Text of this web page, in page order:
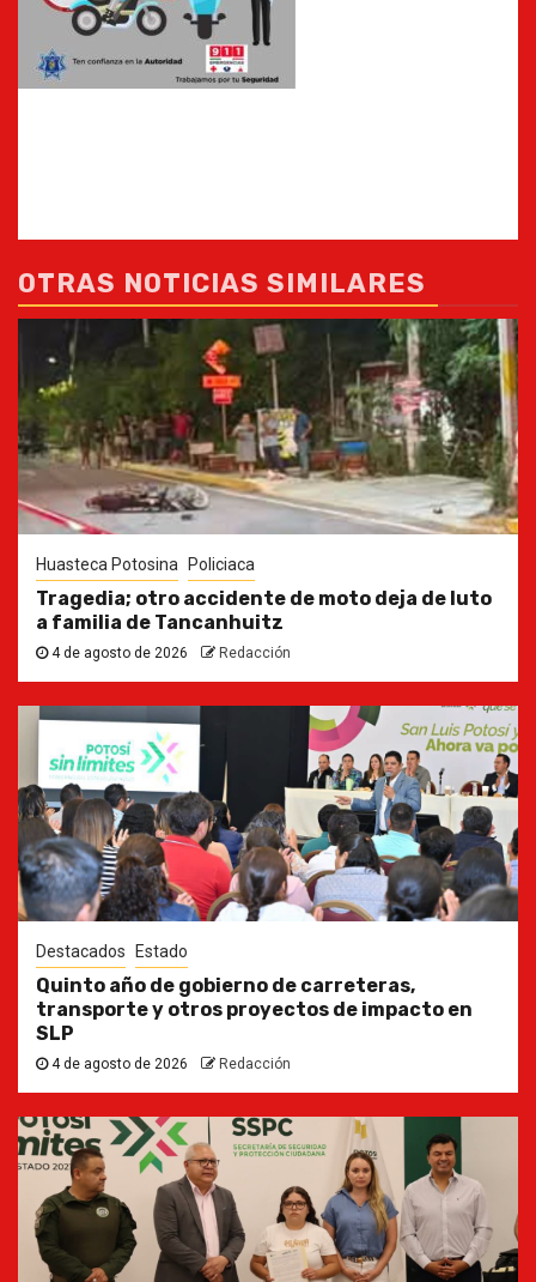
OTRAS NOTICIAS SIMILARES
Huasteca Potosina Policiaca
Tragedia; otro accidente de moto deja de luto
a familia de Tancanhuitz
4 de agosto de 2026 Redacción
Destacados Estado
Quinto año de gobierno de carreteras,
transporte y otros proyectos de impacto en
SLP
4 de agosto de 2026 Redacción